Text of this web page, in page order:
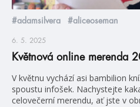
#adamsilvera #aliceoseman
6. 5. 2025
Květnová online merenda
V květnu vychází asi bambilion
spoustu infošek. Nachystejte
celovečerní merendu, ať jste v